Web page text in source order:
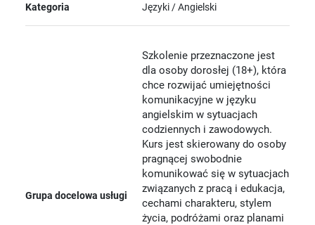
Kategoria Języki / Angielski
Grupa docelowa usługi
Szkolenie przeznaczone jest
dla osoby dorosłej (18+), która
chce rozwijać umiejętności
komunikacyjne w języku
angielskim w sytuacjach
codziennych i zawodowych.
Kurs jest skierowany do osoby
pragnącej swobodnie
komunikować się w sytuacjach
związanych z pracą i edukacja,
cechami charakteru, stylem
życia, podróżami oraz planami